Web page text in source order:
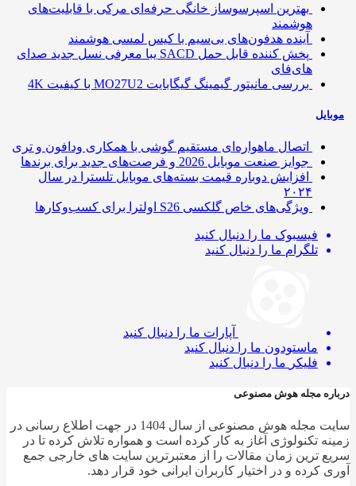
بهترین اسپرسوساز خانگی حرفه‌ای مرکی با قابلیت‌های
هوشمند
آینده هدفون‌های بی‌سیم با کیس لمسی هوشمند
پخش کننده قابل حمل SACD یبا معرفی نسل جدید صدای
های‌فای
بررسی مانیتور گیمینگ گیگابایت MO27U2 با کیفیت 4K
اتصال ماهواره‌ای مستقیم گوشی‌ با همکاری ودافون و تری
جوایز صنعت موبایل 2026 و فرصت‌های جدید برای برندها
افزایش دوباره قیمت بسته‌های موبایل تلسترا در سال
۲۰۲۴
ویژگی‌های خاص گلکسی S26 اولترا برای کسب‌وکارها
فیسبوک ما را دنبال کنید
تلگرام ما را دنبال کنید
آپارات ما را دنبال کنید
ماستودون ما را دنبال کنید
فلیکر ما را دنبال کنید
مجله هوش مصنوعی
سایت مجله هوش مصنوعی از سال 1404 در جهت اطلاع رسانی در
تکنولوژی آغاز به کار کرده است و همواره تلاش کرده تا در
ترین زمان مقالات را از معتبرترین سایت های خارجی جمع
کرده و در اختیار کاربران ایرانی خود قرار دهد.